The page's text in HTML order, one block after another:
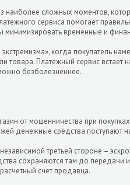
наиболее сложных моментов,
сервиса помогает
минимизировать временные и
когда покупатель
товара. Платежный сервис встает
безболезненнее.
от мошенничества при
денежные средства поступают
третьей стороне –
сохраняются там до передачи
счет продавца.